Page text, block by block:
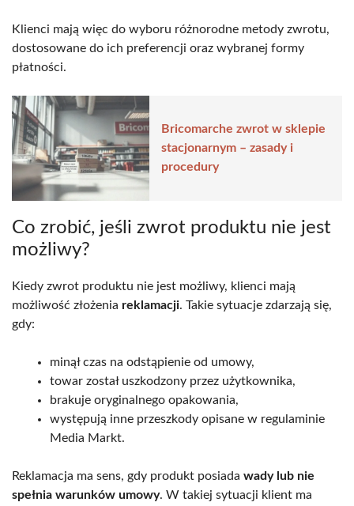
Klienci mają więc do wyboru różnorodne metody zwrotu,
dostosowane do ich preferencji oraz wybranej formy
płatności.
Bricomarche zwrot w sklepie
stacjonarnym – zasady i
procedury
Co zrobić, jeśli zwrot produktu nie jest
możliwy?
Kiedy zwrot produktu nie jest możliwy, klienci mają
możliwość złożenia reklamacji. Takie sytuacje zdarzają się,
gdy:
minął czas na odstąpienie od umowy,
towar został uszkodzony przez użytkownika,
brakuje oryginalnego opakowania,
występują inne przeszkody opisane w regulaminie
Media Markt.
Reklamacja ma sens, gdy produkt posiada wady lub nie
spełnia warunków umowy. W takiej sytuacji klient ma